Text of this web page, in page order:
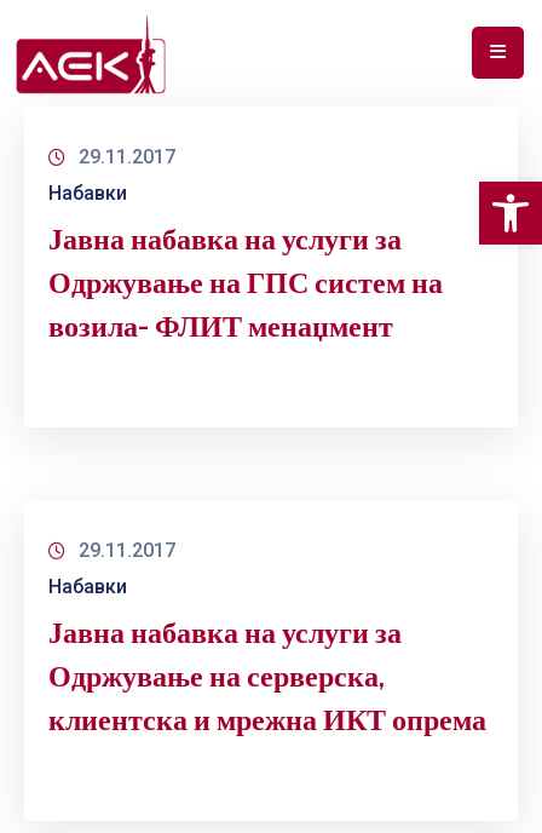
НАС
ДОКУМЕНТИ
СПЕКТАР
ГРИЖА
НАБАВКИ
29.11.2017
Набавки
Јавна набавка на услуги за
Одржување на ГПС систем на
возила- ФЛИТ менаџмент
29.11.2017
Набавки
Јавна набавка на услуги за
Одржување на серверска,
клиентска и мрежна ИКТ опрема